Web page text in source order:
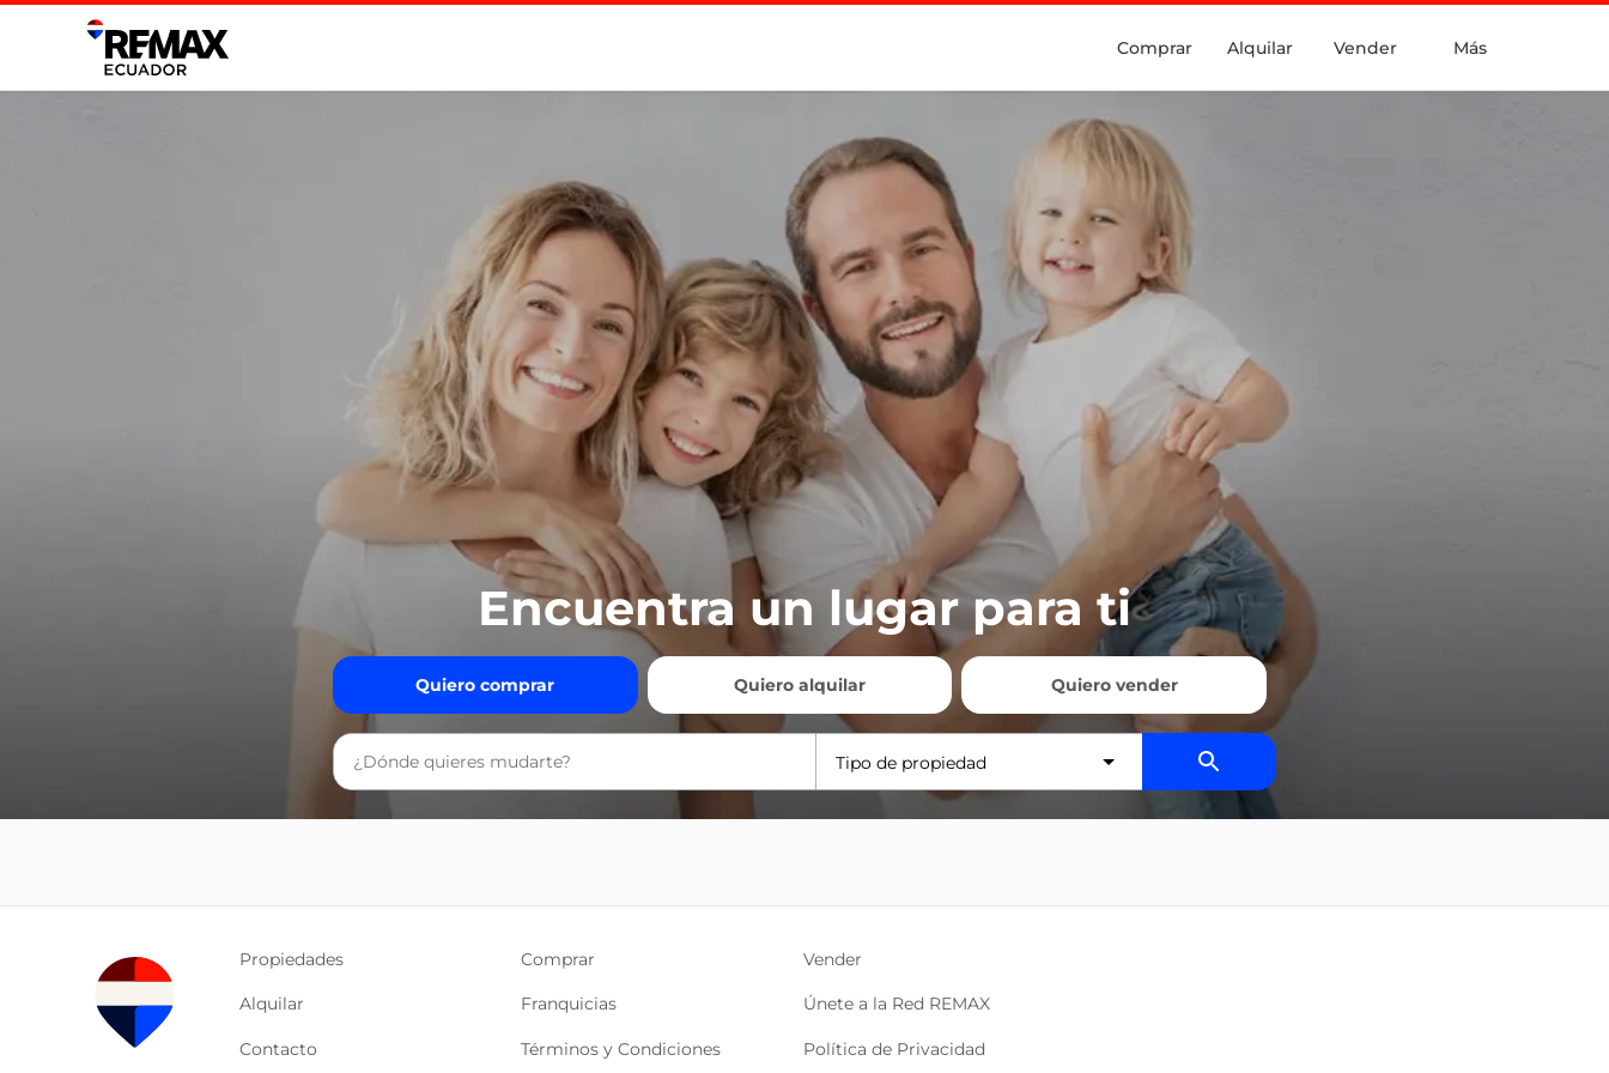
Comprar Alquilar Vender Más
Encuentra un lugar para ti
Quiero comprar Quiero alquilar Quiero vender
Tipo de propiedad
Propiedades Comprar Vender
Alquilar Franquicias Únete a la Red REMAX
Contacto Términos y Condiciones Política de Privacidad